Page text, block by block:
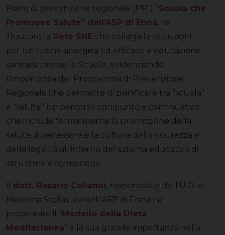
Piano di prevenzione regionale (PP1) “Scuola che
Promuove Salute” dell’ASP di Enna, ha
illustrato la Rete SHE che collega le Istituzioni
per un’azione sinergica ed efficace d’educazione
sanitaria presso le Scuole, evidenziando
l’importanza del Programma di Prevenzione
Regionale che permette di pianificare tra “scuola”
e “salute” un percorso congiunto e continuativo
che include formalmente la promozione della
salute, il benessere e la cultura della sicurezza e
della legalità all’interno del sistema educativo di
istruzione e formazione.
dott. Rosario Colianni, responsabile dell‘U.O. di
Medicina Scolastica dell’ASP di Enna, ha
presentato il “ Modello della Dieta
Mediterranea” e la sua grande importanza nella